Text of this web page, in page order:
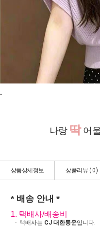
"
나랑 딱어
상품상세정보 상품리뷰 ( 0)
* 배송 안내 *
1. 택배사/배송비
- 택배사는 CJ 대한통운입니다.